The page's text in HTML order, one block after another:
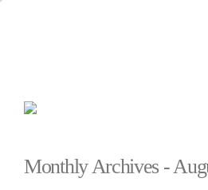
Monthly Archives -